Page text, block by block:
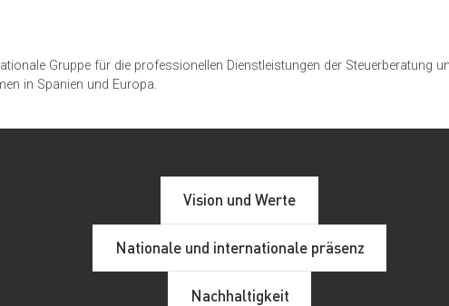
Gruppe für die professionellen Dienstleistungen der Steuerberatung
in Spanien und Europa.
Vision und Werte
Nationale und internationale präsenz
Nachhaltigkeit